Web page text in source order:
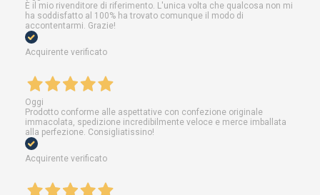
È il mio rivenditore di riferimento. L'unica volta che qualcosa non mi
ha soddisfatto al 100% ha trovato comunque il modo di
accontentarmi. Grazie!
Acquirente verificato
Oggi
Prodotto conforme alle aspettative con confezione originale
immacolata, spedizione incredibilmente veloce e merce imballata
alla perfezione. Consigliatissino!
Acquirente verificato